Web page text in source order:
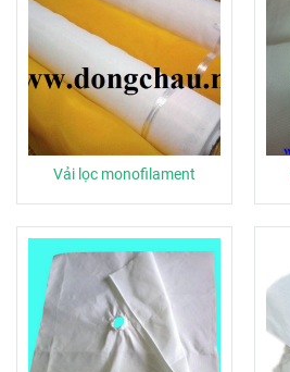
Vải lọc monofilament